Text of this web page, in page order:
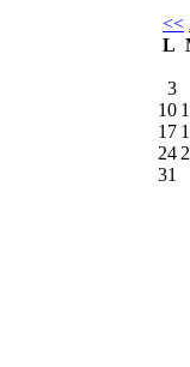
<<
L
3
10
17
24
31